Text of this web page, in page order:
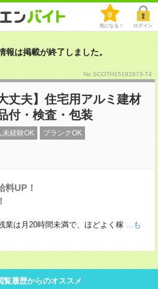
0
気になる！ ログイン
報は掲載が終了しました。
No.SCOTH15192673-T4
丈夫】住宅用アルミ建材
付・検査・包装
未経験OK ブランクOK
料UP！
は月20時間未満で、ほどよく稼 ...も
覧履歴からのオススメ